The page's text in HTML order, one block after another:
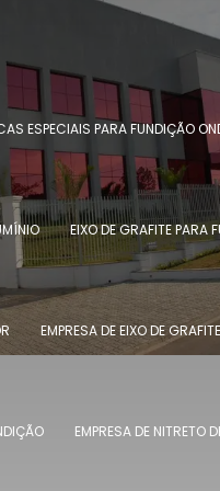
ESPECIAIS PARA FUNDIÇÃO
EIXO DE GRAFITE PARA
EMPRESA DE EIXO DE
EMPRESA DE NITRETO